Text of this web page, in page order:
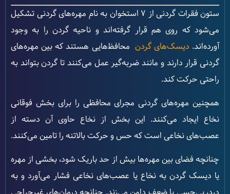
ستون فقرات گردنی از 7 استخوان به نام مهره‌های گردنی تشکیل
می‌شود که روی هم قرار گرفته‌اند و ناحیه گردن را به وجود
آورده‌اند. دیسک‌های گردن محافظ‌هایی هستند که بین مهره‌های
گردنی قرار دارند و مانند ضربه‌گیر عمل می‌کنند تا گردن بتواند به
راحتی حرکت کند.
همچنین مهره‌های گردنی مجرای محافظی را برای بخش فوقانی
نخاع ایجاد می‌کنند. این بخش از نخاع حاوی آن دسته از
عصب‌های نخاعی است که حس و حرکت بالاتنه را تامین می‌کنند.
چنانچه فضای بین مهره‌ها بیش از حد باریک شود، بخشی از مهره
یا دیسک گردن به نخاع یا عصب‌های نخاعی فشار می‌آورد و به